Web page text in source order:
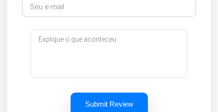
Submit Review